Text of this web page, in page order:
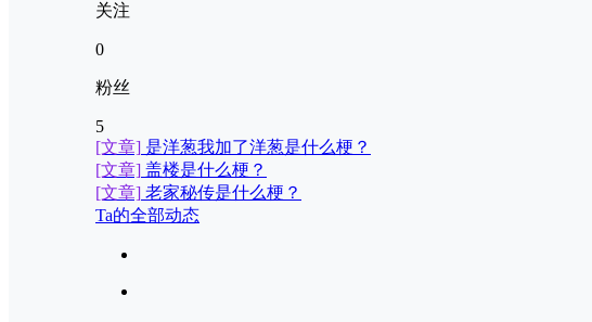
关注
0
粉丝
5
[文章] 是洋葱我加了洋葱是什么梗？
[文章] 盖楼是什么梗？
[文章] 老家秘传是什么梗？
Ta的全部动态